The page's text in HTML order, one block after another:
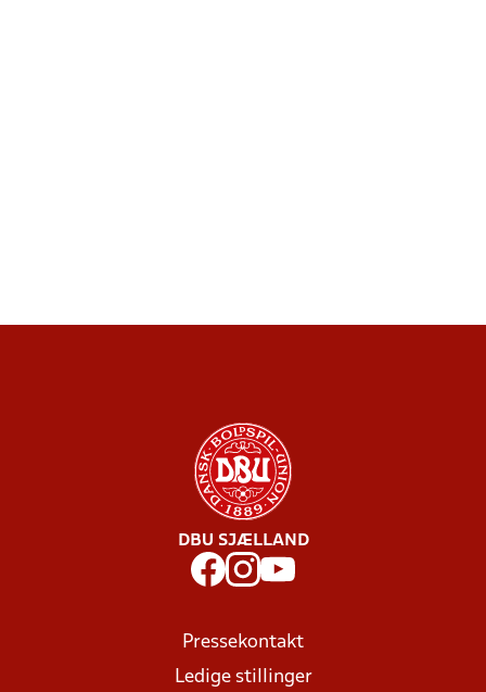
DBU SJÆLLAND
Pressekontakt
Ledige stillinger